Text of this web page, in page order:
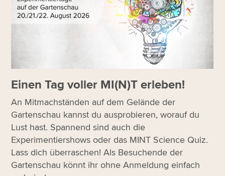
Einen Tag voller MI(N)T erleben!
An Mitmachständen auf dem Gelände der
Gartenschau kannst du ausprobieren, worauf du
Lust hast. Spannend sind auch die
Experimentiershows oder das MINT Science Quiz.
Lass dich überraschen! Als Besuchende der
Gartenschau könnt ihr ohne Anmeldung einfach